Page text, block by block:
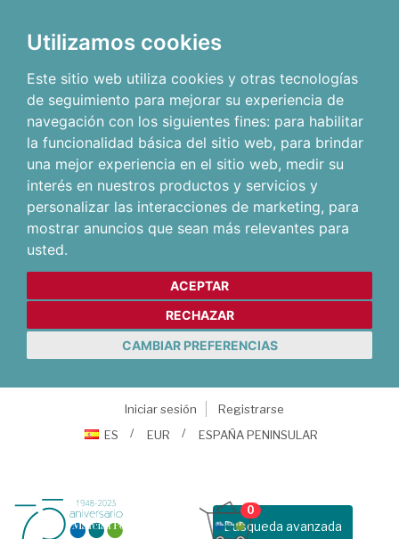
Utilizamos cookies
Este sitio web utiliza cookies y otras tecnologías
de seguimiento para mejorar su experiencia de
navegación con los siguientes fines: para habilitar
la funcionalidad básica del sitio web, para brindar
una mejor experiencia en el sitio web, medir su
interés en nuestros productos y servicios y
personalizar las interacciones de marketing, para
mostrar anuncios que sean más relevantes para
usted.
ACEPTAR
RECHAZAR
CAMBIAR PREFERENCIAS
Iniciar sesión
Registrarse
ES
EUR ESPAÑA PENINSULAR
Busqueda avanzada
0